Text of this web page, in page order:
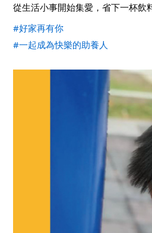
從生活小事開始集愛，省下一杯飲
#好家再有你
#一起成為快樂的助養人